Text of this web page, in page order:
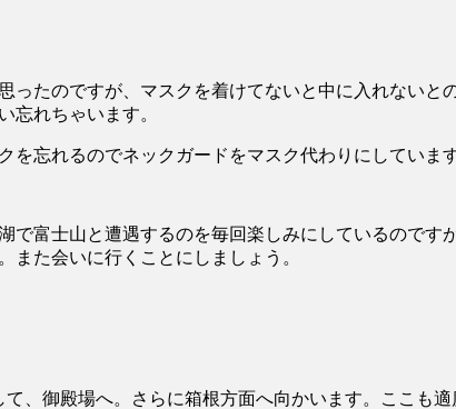
ったのですが、マスクを着けてないと中に入れない
忘れちゃいます。
を忘れるのでネックガードをマスク代わりにしています
で富士山と遭遇するのを毎回楽しみにしているので
また会いに行くことにしましょう。
、御殿場へ。さらに箱根方面へ向かいます。ここも